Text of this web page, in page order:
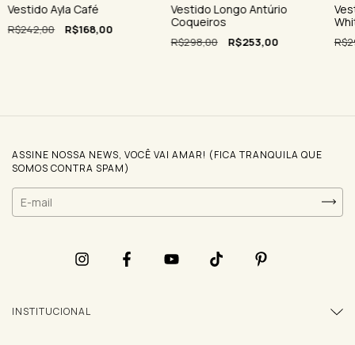
Vestido Ayla Café
R$242,00 R$168,00
Vestido Longo Antúrio
Coqueiros
R$298,00 R$253,00
ASSINE NOSSA NEWS, VOCÊ VAI AMAR! (FICA TRANQUILA QUE
SOMOS CONTRA SPAM)
INSTITUCIONAL